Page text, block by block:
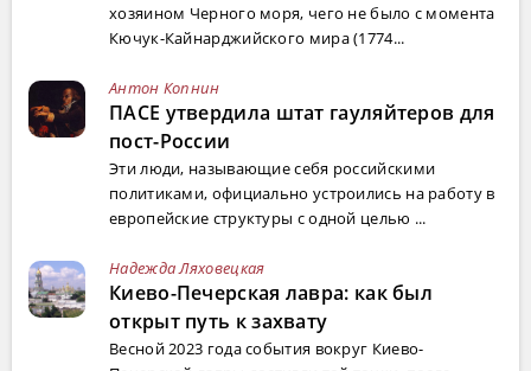
хозяином Черного моря, чего не было с момента
Кючук-Кайнарджийского мира (1774...
Антон Копнин
ПАСЕ утвердила штат гауляйтеров для
пост-России
Эти люди, называющие себя российскими
политиками, официально устроились на работу в
европейские структуры с одной целью ...
Надежда Ляховецкая
Киево-Печерская лавра: как был
открыт путь к захвату
Весной 2023 года события вокруг Киево-